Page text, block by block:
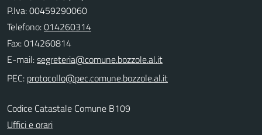
P.Iva: 00459290060
Telefono:014260314
Fax: 014260814
E-mail:
PEC:
Codice Catastale Comune B109
Uffici e orari